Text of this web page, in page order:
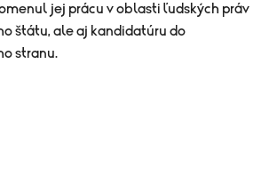
jej prácu v oblasti ľudských práv
štátu, ale aj kandidatúru do
stranu.